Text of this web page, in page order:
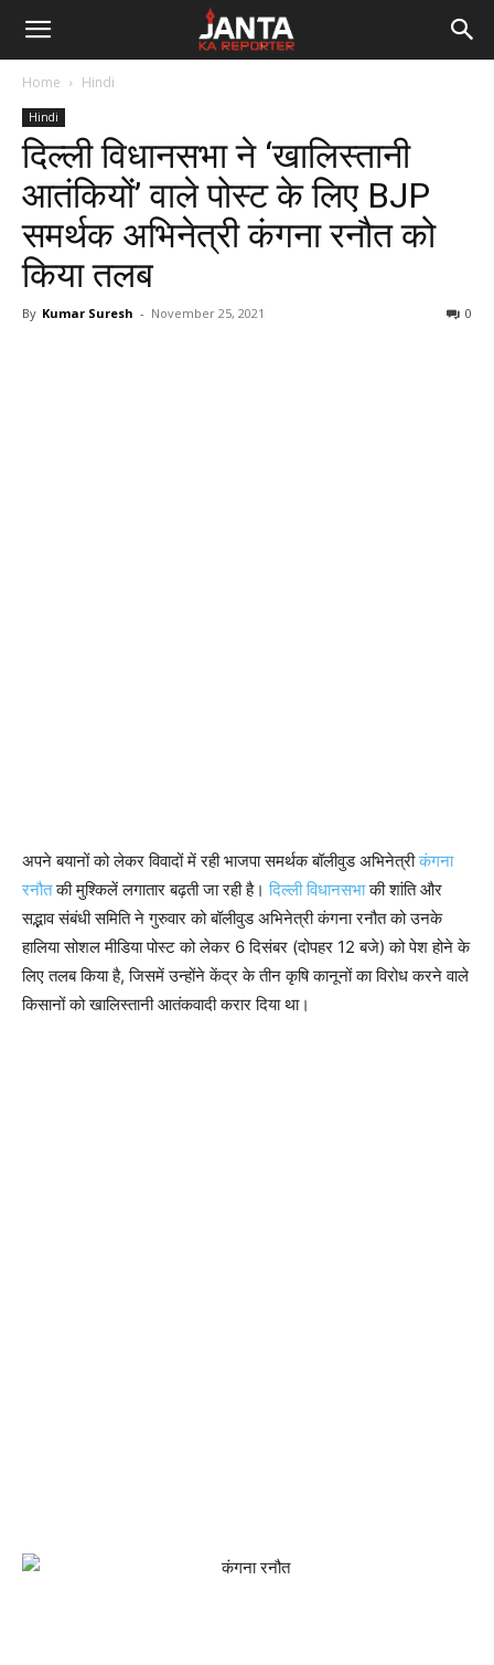
Janta
Reporter
Home Hindi
Hindi
दिल्ली विधानसभा ने ‘खालिस्तानी
आतंकियों’ वाले पोस्ट के लिए BJP
समर्थक अभिनेत्री कंगना रनौत को
किया तलब
By Kumar Suresh - November 25, 2021 0
अपने बयानों को लेकर विवादों में रही भाजपा समर्थक बॉलीवुड अभिनेत्रीकंगना
रनौतकी मुश्किलें लगातार बढ़ती जा रही है।दिल्ली विधानसभाकी शांति और
सद्भाव संबंधी समिति ने गुरुवार को बॉलीवुड अभिनेत्री कंगना रनौत को उनके
हालिया सोशल मीडिया पोस्ट को लेकर 6 दिसंबर (दोपहर 12 बजे) को पेश होने के
लिए तलब किया है, जिसमें उन्होंने केंद्र के तीन कृषि कानूनों का विरोध करने वाले
किसानों को खालिस्तानी आतंकवादी करार दिया था।